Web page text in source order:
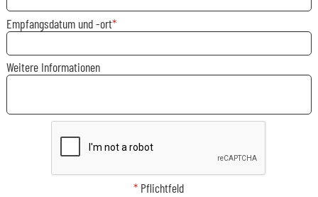
Empfangsdatum und -ort
Weitere Informationen
* Pflichtfeld